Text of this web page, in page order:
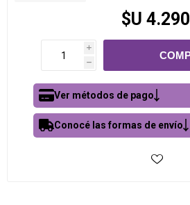
$U 4.290
i
h
Ver métodos de pago
Conocé las formas de envío